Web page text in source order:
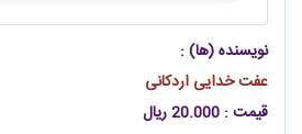
نویسنده (ها) :
عفت خدایی اردکانی
قیمت : 20.000 ریال